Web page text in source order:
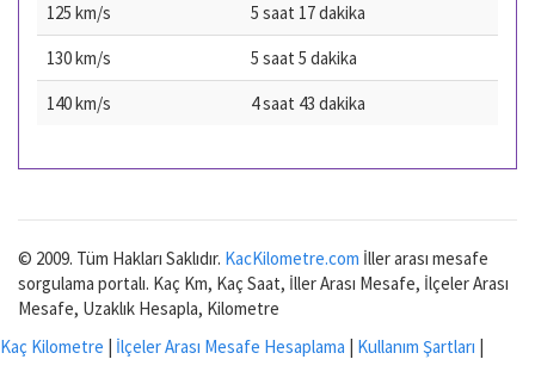
125 km/s
5 saat 17 dakika
130 km/s
5 saat 5 dakika
140 km/s
4 saat 43 dakika
© 2009. Tüm Hakları Saklıdır. KacKilometre.com İller arası mesafe
sorgulama portalı. Kaç Km, Kaç Saat, İller Arası Mesafe, İlçeler Arası
Mesafe, Uzaklık Hesapla, Kilometre
Kaç Kilometre | İlçeler Arası Mesafe Hesaplama | Kullanım Şartları |